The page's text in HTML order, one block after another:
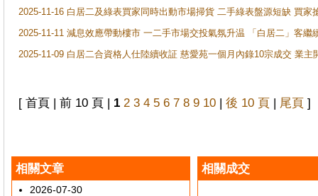
2025-11-16 白居二及綠表買家同時出動市場掃貨 二手綠表盤源短缺 買
2025-11-11 減息效應帶動樓市 一二手市場交投氣氛升温 「白居二」客
2025-11-09 白居二合資格人仕陸續收証 慈愛苑一個月內錄10宗成交 業
[ 首頁 | 前 10 頁 | 1 2 3 4 5 6 7 8 9 10 | 後 10 頁 | 尾頁 ]
相關文章
2026-07-30
相關成交